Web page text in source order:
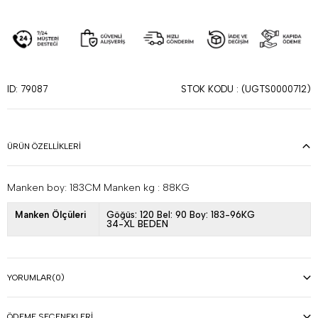
ID: 79087 STOK KODU (UGTS0000712)
ÜRÜN ÖZELLIKLERI
Manken boy: 183CM Manken kg : 88KG
Manken Ölçüleri
Göğüs: 120 Bel: 90 Boy: 183-96KG
34-XL BEDEN
YORUMLAR(0)